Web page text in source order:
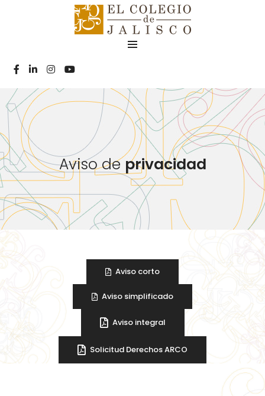
Aviso deprivacidad
Aviso corto
Aviso simplificado
Aviso integral
Solicitud Derechos ARCO